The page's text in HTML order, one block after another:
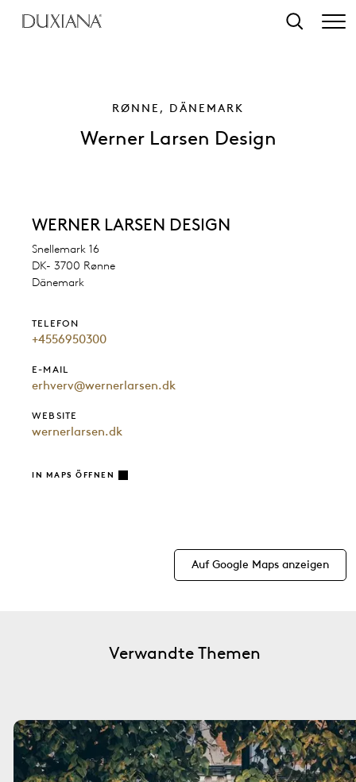
Suche
RØNNE, DÄNEMARK
Werner Larsen Design
WERNER LARSEN DESIGN
Snellemark 16
DK- 3700 Rønne
Dänemark
TELEFON
+4556950300
E-MAIL
erhverv@wernerlarsen.dk
WEBSITE
wernerlarsen.dk
IN MAPS ÖFFNEN
Auf Google Maps anzeigen
Verwandte Themen